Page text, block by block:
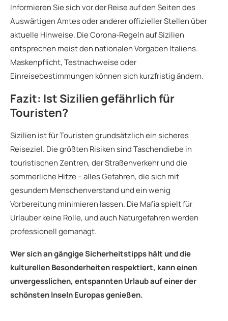
Informieren Sie sich vor der Reise auf den Seiten des
Auswärtigen Amtes oder anderer offizieller Stellen über
aktuelle Hinweise. Die Corona-Regeln auf Sizilien
entsprechen meist den nationalen Vorgaben Italiens.
Maskenpflicht, Testnachweise oder
Einreisebestimmungen können sich kurzfristig ändern.
Fazit: Ist Sizilien gefährlich für
Touristen?
Sizilien ist für Touristen grundsätzlich ein sicheres
Reiseziel. Die größten Risiken sind Taschendiebe in
touristischen Zentren, der Straßenverkehr und die
sommerliche Hitze – alles Gefahren, die sich mit
gesundem Menschenverstand und ein wenig
Vorbereitung minimieren lassen. Die Mafia spielt für
Urlauber keine Rolle, und auch Naturgefahren werden
professionell gemanagt.
Wer sich an gängige Sicherheitstipps hält und die
kulturellen Besonderheiten respektiert, kann einen
unvergesslichen, entspannten Urlaub auf einer der
schönsten Inseln Europas genießen.